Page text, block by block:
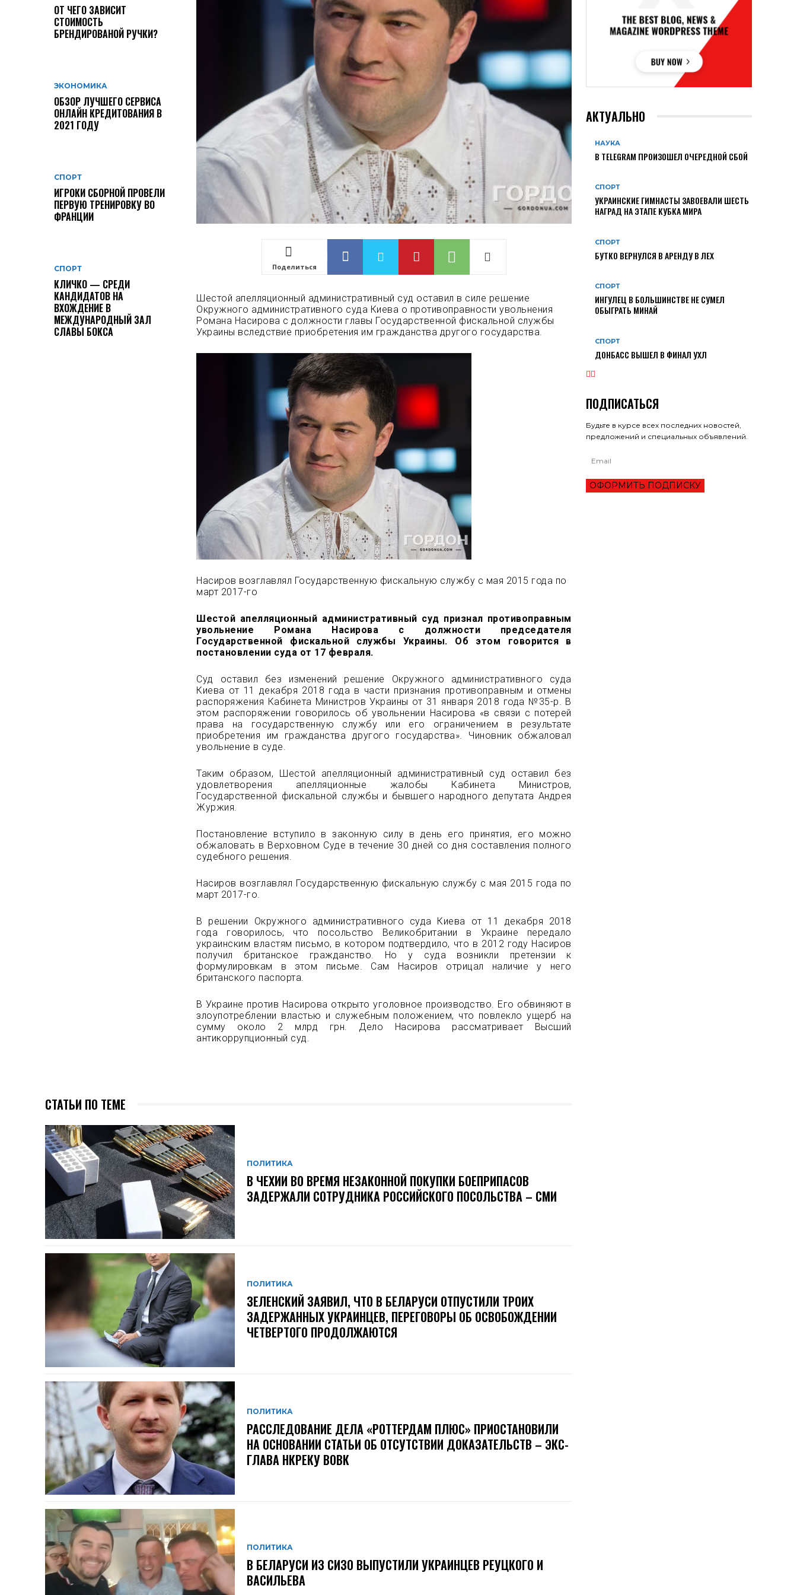
ОТ ЧЕГО ЗАВИСИТ
СТОИМОСТЬ
БРЕНДИРОВАНОЙ РУЧКИ?
ЭКОНОМИКА
ОБЗОР ЛУЧШЕГО СЕРВИСА
ОНЛАЙН КРЕДИТОВАНИЯ В
2021 ГОДУ
СПОРТ
ИГРОКИ СБОРНОЙ ПРОВЕЛИ
ПЕРВУЮ ТРЕНИРОВКУ ВО
ФРАНЦИИ
СПОРТ
КЛИЧКО — СРЕДИ
КАНДИДАТОВ НА
ВХОЖДЕНИЕ В
МЕЖДУНАРОДНЫЙ ЗАЛ
СЛАВЫ БОКСА
Поделиться
Шестой апелляционный административный суд оставил в силе решение
Окружного административного суда Киева о противоправности увольнения
Романа Насирова с должности главы Государственной фискальной службы
Украины вследствие приобретения им гражданства другого государства.
Насиров возглавлял Государственную фискальную службу с мая 2015 года по
март 2017-го
Шестой апелляционный административный суд признал противоправным
увольнение Романа Насирова с должности председателя
Государственной фискальной службы Украины. Об этом говорится в
постановлении суда от 17 февраля.
Суд оставил без изменений решение Окружного административного суда
Киева от 11 декабря 2018 года в части признания противоправным и отмены
распоряжения Кабинета Министров Украины от 31 января 2018 года №35-р. В
этом распоряжении говорилось об увольнении Насирова «в связи с потерей
права на государственную службу или его ограничением в результате
приобретения им гражданства другого государства». Чиновник обжаловал
увольнение в суде.
Таким образом, Шестой апелляционный административный суд оставил без
удовлетворения апелляционные жалобы Кабинета Министров,
Государственной фискальной службы и бывшего народного депутата Андрея
Журжия.
Постановление вступило в законную силу в день его принятия, его можно
обжаловать в Верховном Суде в течение 30 дней со дня составления полного
судебного решения.
Насиров возглавлял Государственную фискальную службу с мая 2015 года по
март 2017-го.
В решении Окружного административного суда Киева от 11 декабря 2018
года говорилось, что посольство Великобритании в Украине передало
украинским властям письмо, в котором подтвердило, что в 2012 году Насиров
получил британское гражданство. Но у суда возникли претензии к
формулировкам в этом письме. Сам Насиров отрицал наличие у него
британского паспорта.
В Украине против Насирова открыто уголовное производство. Его обвиняют в
злоупотреблении властью и служебным положением, что повлекло ущерб на
сумму около 2 млрд грн. Дело Насирова рассматривает Высший
антикоррупционный суд.
СТАТЬИ ПО ТЕМЕ
ПОЛИТИКА
В ЧЕХИИ ВО ВРЕМЯ НЕЗАКОННОЙ ПОКУПКИ БОЕПРИПАСОВ
ЗАДЕРЖАЛИ СОТРУДНИКА РОССИЙСКОГО ПОСОЛЬСТВА – СМИ
ПОЛИТИКА
ЗЕЛЕНСКИЙ ЗАЯВИЛ, ЧТО В БЕЛАРУСИ ОТПУСТИЛИ ТРОИХ
ЗАДЕРЖАННЫХ УКРАИНЦЕВ, ПЕРЕГОВОРЫ ОБ ОСВОБОЖДЕНИИ
ЧЕТВЕРТОГО ПРОДОЛЖАЮТСЯ
ПОЛИТИКА
РАССЛЕДОВАНИЕ ДЕЛА «РОТТЕРДАМ ПЛЮС» ПРИОСТАНОВИЛИ
НА ОСНОВАНИИ СТАТЬИ ОБ ОТСУТСТВИИ ДОКАЗАТЕЛЬСТВ – ЭКС-
ГЛАВА НКРЕКУ ВОВК
ПОЛИТИКА
В БЕЛАРУСИ ИЗ СИЗО ВЫПУСТИЛИ УКРАИНЦЕВ РЕУЦКОГО И
ВАСИЛЬЕВА
АКТУАЛЬНО
НАУКА
В TELEGRAM ПРОИЗОШЕЛ ОЧЕРЕДНОЙ СБОЙ
СПОРТ
УКРАИНСКИЕ ГИМНАСТЫ ЗАВОЕВАЛИ ШЕСТЬ
НАГРАД НА ЭТАПЕ КУБКА МИРА
СПОРТ
БУТКО ВЕРНУЛСЯ В АРЕНДУ В ЛЕХ
СПОРТ
ИНГУЛЕЦ В БОЛЬШИНСТВЕ НЕ СУМЕЛ
ОБЫГРАТЬ МИНАЙ
СПОРТ
ДОНБАСС ВЫШЕЛ В ФИНАЛ УХЛ
ПОДПИСАТЬСЯ
Будьте в курсе всех последних новостей,
предложений и специальных объявлений.
ОФОРМИТЬ ПОДПИСКУ